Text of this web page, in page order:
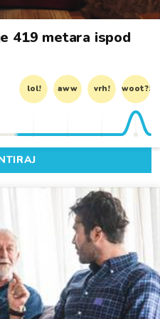
419 metara ispod
lol! aww vrh! woot?!